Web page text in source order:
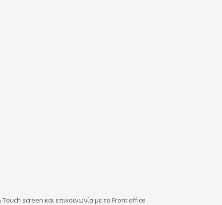
screen και επικοινωνία με το Front office